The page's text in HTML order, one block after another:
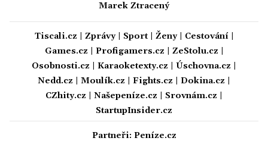
Marek Ztracený
Tiscali.cz Zprávy| Sport| Ženy| Cestování|
Games.cz
Profigamers.cz ZeStolu.cz
Osobnosti.cz
Karaoketexty.cz Úschovna.cz
Nedd.cz
Moulík.cz Fights.cz Dokina.cz
CZhity.cz
Našepeníze.cz Srovnám.cz
StartupInsider.cz
Partneři: Peníze.cz